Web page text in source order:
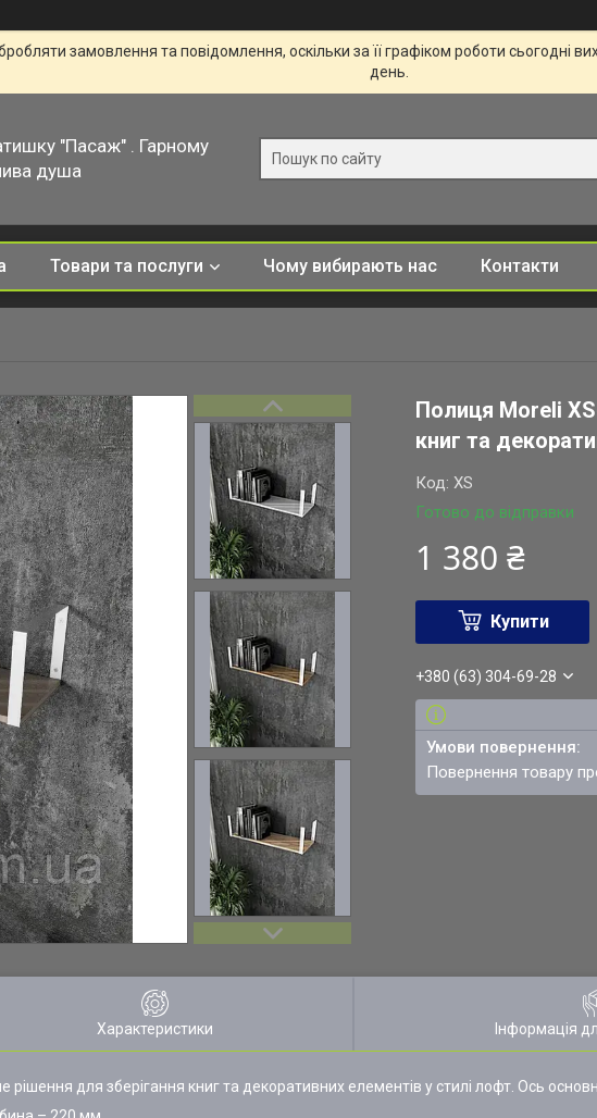
замовлення та повідомлення, оскільки за її графіком роботи сьогодні
день.
"Пасаж" . Гарному
душа
Товари та послуги Чому вибирають нас Контакти
Полиця Moreli
книг та
Готово до відправки
Код:XS
1 380 ₴
Купити
+380 (63) 304-69-28
повернення товару
Характеристики Інформація
для зберігання книг та декоративних елементів у стилі лофт. Ось